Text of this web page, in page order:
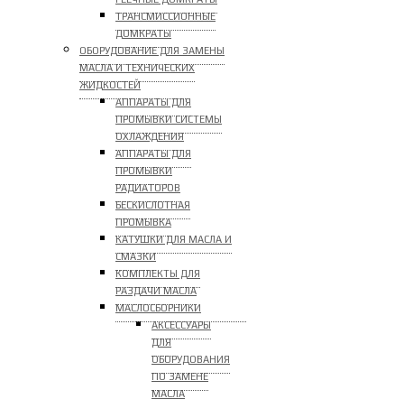
ТРАНСМИССИОННЫЕ
ДОМКРАТЫ
ОБОРУДОВАНИЕ ДЛЯ ЗАМЕНЫ
МАСЛА И ТЕХНИЧЕСКИХ
ЖИДКОСТЕЙ
АППАРАТЫ ДЛЯ
ПРОМЫВКИ СИСТЕМЫ
ОХЛАЖДЕНИЯ
АППАРАТЫ ДЛЯ
ПРОМЫВКИ
РАДИАТОРОВ
БЕСКИСЛОТНАЯ
ПРОМЫВКА
КАТУШКИ ДЛЯ МАСЛА И
СМАЗКИ
КОМПЛЕКТЫ ДЛЯ
РАЗДАЧИ МАСЛА
МАСЛОСБОРНИКИ
АКСЕССУАРЫ
ДЛЯ
ОБОРУДОВАНИЯ
ПО ЗАМЕНЕ
МАСЛА